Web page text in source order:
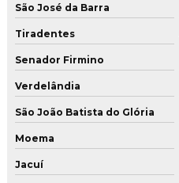
São José da Barra
Tiradentes
Senador Firmino
Verdelândia
São João Batista do Glória
Moema
Jacuí